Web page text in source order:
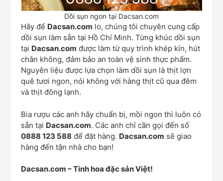
Dồi sụn ngon tại Dacsan.com
Hãy để Dacsan.com lo, chúng tôi chuyên cung cấp
dồi sụn làm sẵn tại Hồ Chí Minh. Từng khúc dồi sụn
tại Dacsan.com được làm từ quy trình khép kín, hút
chân không, đảm bảo an toàn vệ sinh thực phẩm.
Nguyên liệu được lựa chọn làm dồi sụn là thịt lợn
quê tươi ngon, nói không với hàng thịt cũ qua đêm
và thịt đông lạnh.
Bia rượu các anh hãy chuẩn bị, mồi ngon thì luôn có
sẵn tại Dacsan.com. Các anh chỉ cần gọi đến số
0888 123 588 để đặt hàng. Dacsan.com sẽ giao
hàng đến tận nhà cho bạn!
Dacsan.com – Tinh hoa đặc sản Việt!